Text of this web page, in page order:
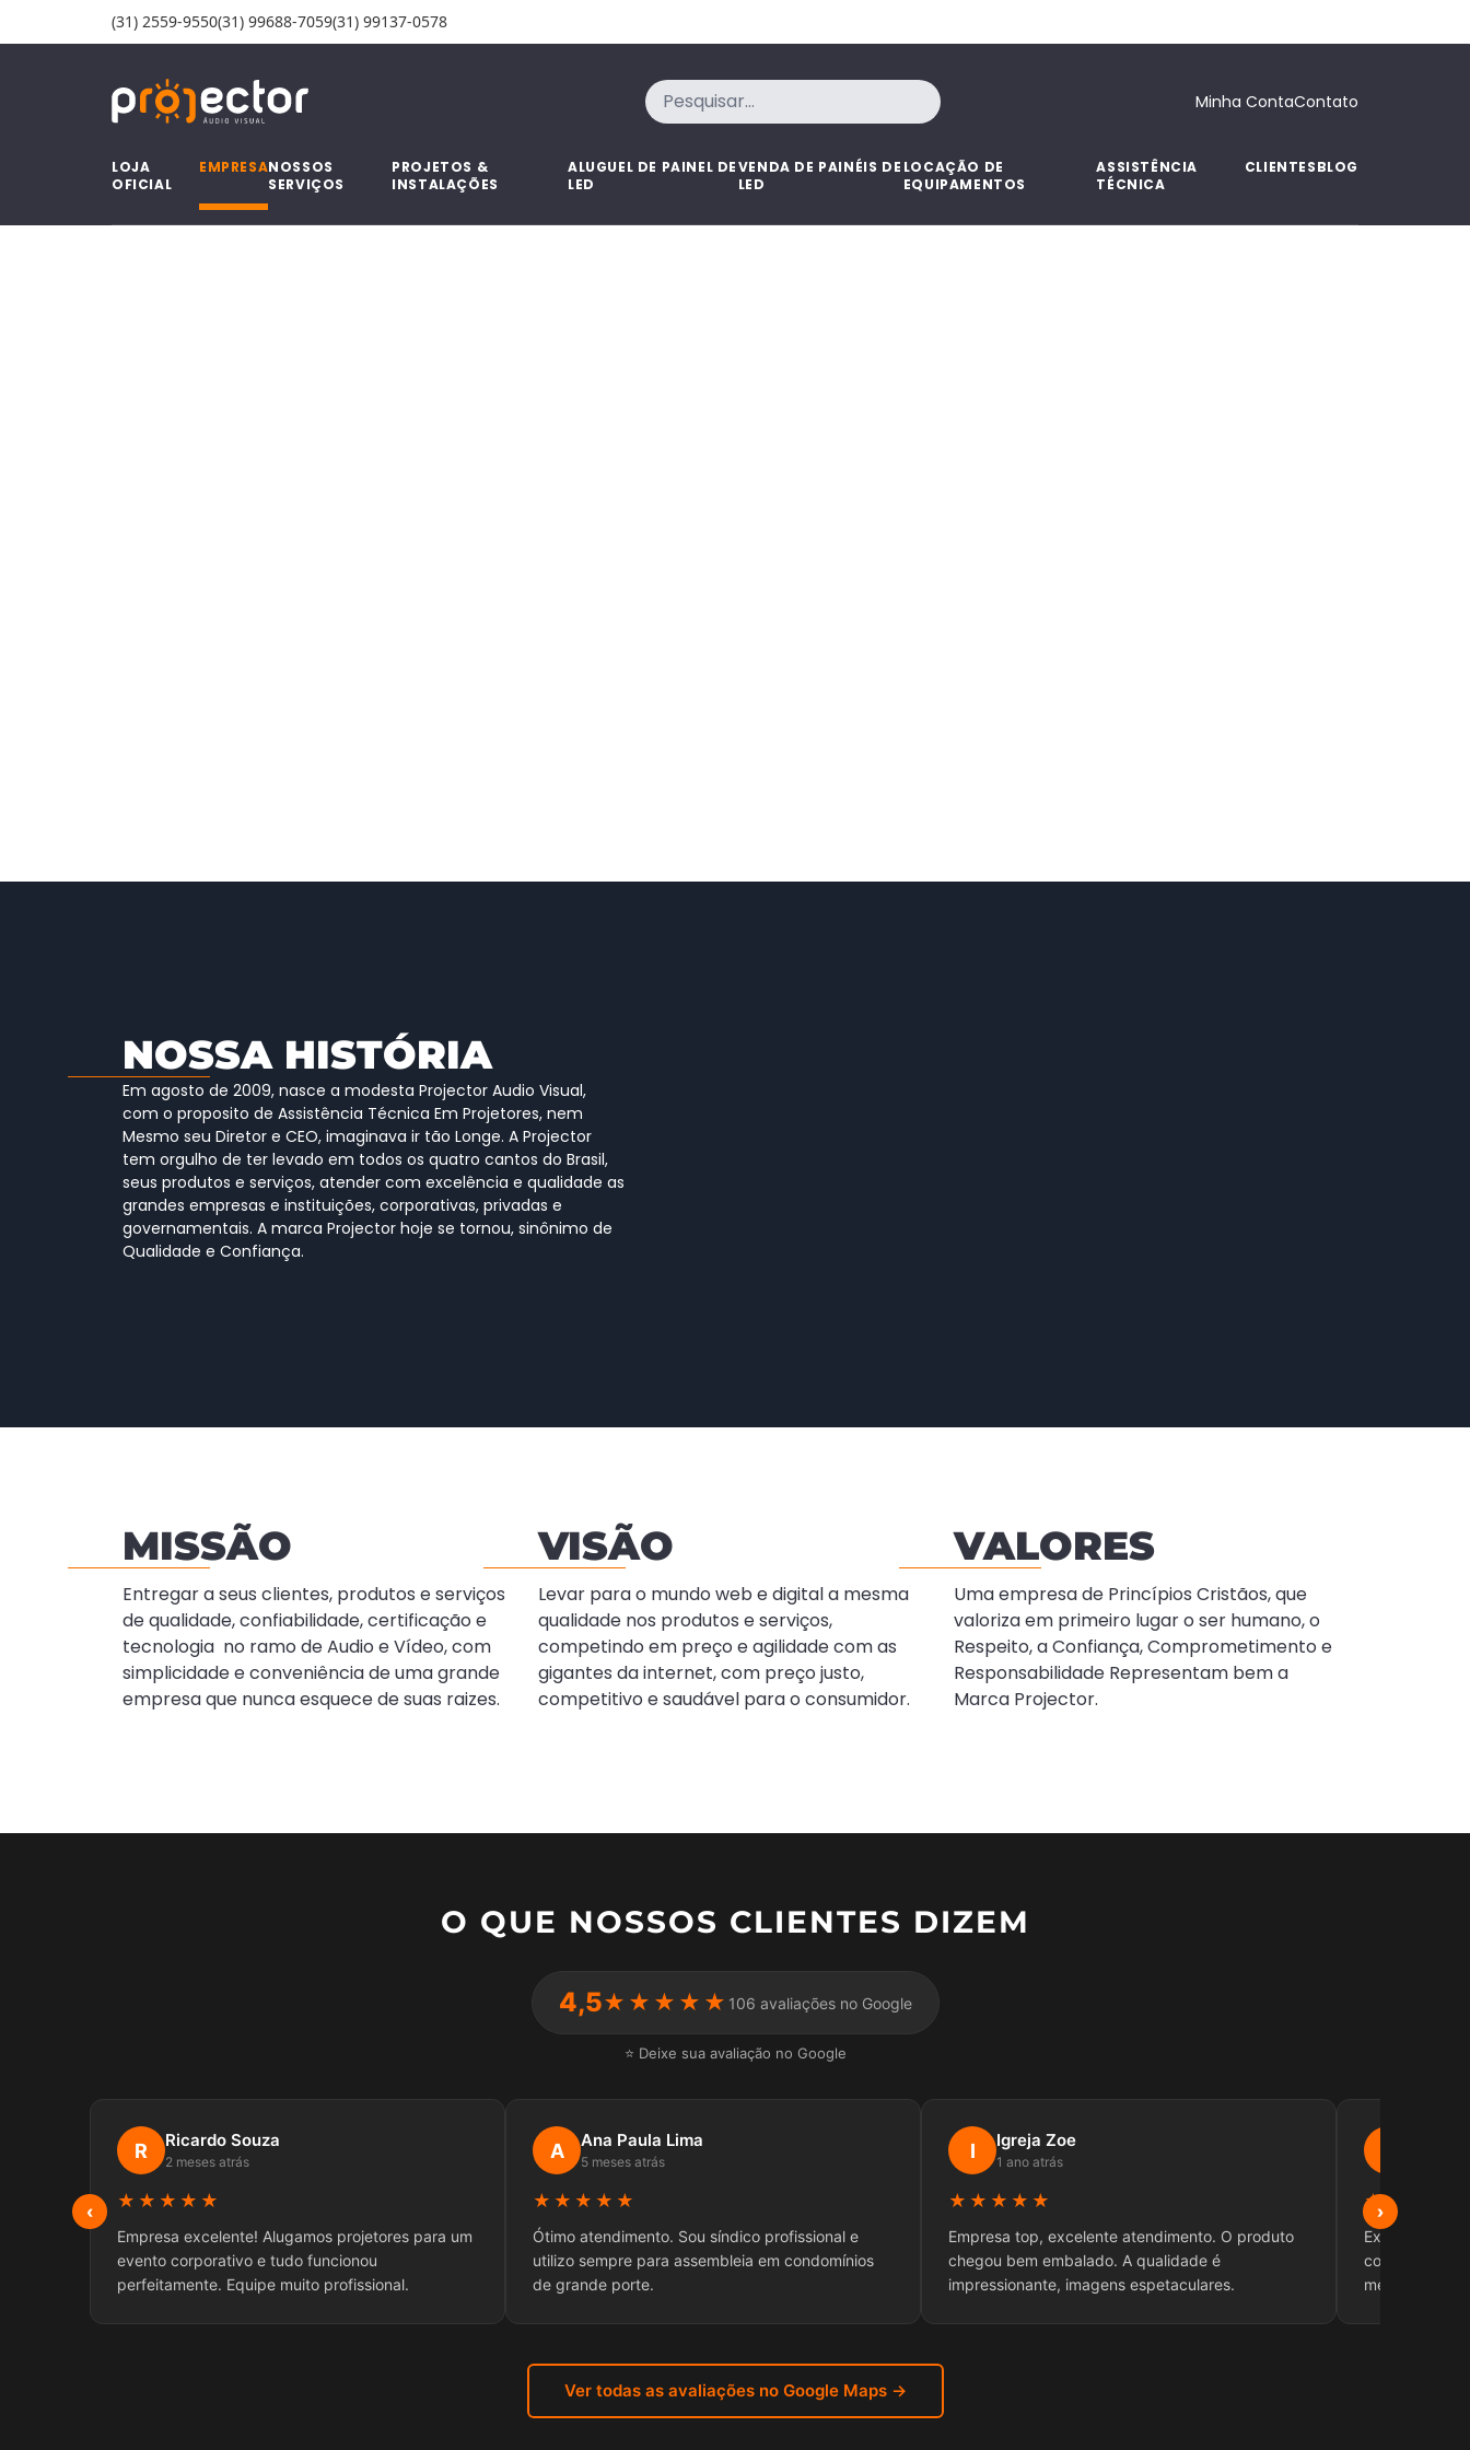
Pular para o conteúdo
(31) 2559-9550(31) 99688-7059(31) 99137-0578
Minha ContaContato
LOJA
OFICIAL
EMPRESANOSSOS
SERVIÇOS
PROJETOS &
INSTALAÇÕES
ALUGUEL DE PAINEL DE
LED
VENDA DE PAINÉIS DE
LED
LOCAÇÃO DE
EQUIPAMENTOS
ASSISTÊNCIA
TÉCNICA
CLIENTESBLOG
OFICIAL
SERVIÇOS
LED
EQUIPAMENTOS
NOSSA HISTÓRIA
Em agosto de 2009, nasce a modesta Projector Audio Visual,
com o proposito de Assistência Técnica Em Projetores, nem
Mesmo seu Diretor e CEO, imaginava ir tão Longe. A Projector
tem orgulho de ter levado em todos os quatro cantos do Brasil,
seus produtos e serviços, atender com excelência e qualidade as
grandes empresas e instituições, corporativas, privadas e
governamentais. A marca Projector hoje se tornou, sinônimo de
Qualidade e Confiança.
MISSÃO
Entregar a seus clientes, produtos e serviços
de qualidade, confiabilidade, certificação e
tecnologia no ramo de Audio e Vídeo, com
simplicidade e conveniência de uma grande
empresa que nunca esquece de suas raizes.
VISÃO
Levar para o mundo web e digital a mesma
qualidade nos produtos e serviços,
competindo em preço e agilidade com as
gigantes da internet, com preço justo,
competitivo e saudável para o consumidor.
VALORES
Uma empresa de Princípios Cristãos, que
valoriza em primeiro lugar o ser humano, o
Respeito, a Confiança, Comprometimento e
Responsabilidade Representam bem a
Marca Projector.
O QUE NOSSOS CLIENTES DIZEM
4,5★★★★★ 106 avaliações no Google
⭐ Deixe sua avaliação no Google
‹
R Ricardo Souza
2 meses atrás
★★★★★
Empresa excelente! Alugamos projetores para um
evento corporativo e tudo funcionou
perfeitamente. Equipe muito profissional.
A Ana Paula Lima
5 meses atrás
★★★★★
Ótimo atendimento. Sou síndico profissional e
utilizo sempre para assembleia em condomínios
de grande porte.
I Igreja Zoe
1 ano atrás
★★★★★
Empresa top, excelente atendimento. O produto
chegou bem embalado. A qualidade é
impressionante, imagens espetaculares.
★★★★★
Excelente
com a
melhor nos
›
Ver todas as avaliações no Google Maps →